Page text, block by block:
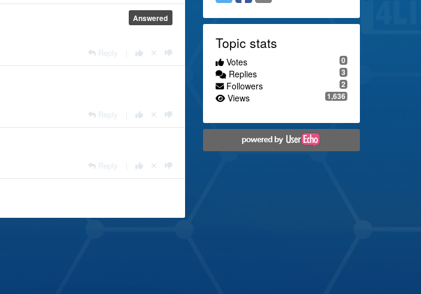
Answered
Reply
Reply
Reply
Topic stats
0
Votes
3
Replies
2
Followers
1,636
Views